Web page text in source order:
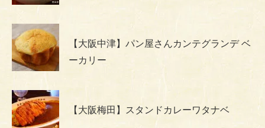
【大阪中津】パン屋さんカンテグランデ ベ
ーカリー
【大阪梅田】スタンドカレーワタナベ